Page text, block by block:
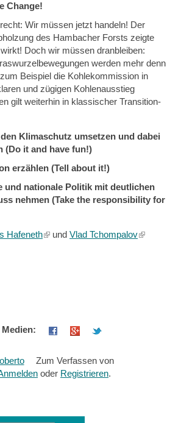
Change!
Wir müssen jetzt handeln! Der
des Hambacher Forsts zeigte
Doch wir müssen dranbleiben:
werden mehr denn
Beispiel die Kohlekommission in
und zügigen Kohlenausstieg
gilt weiterhin in klassischer Transition-
Klimaschutz umsetzen und dabei
(Do it and have fun!)
erzählen (Tell about it!)
und nationale Politik mit deutlichen
nehmen (Take the responsibility for
Hafeneth(linkund Vlad Tchompalov(link
Zum Verfassen von
oder Registrieren.